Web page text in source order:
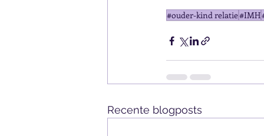
#ouder-kind relatie#IMH
Recente blogposts